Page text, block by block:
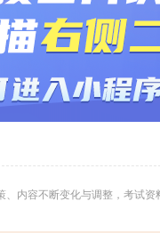
、内容不断变化与调整，考试